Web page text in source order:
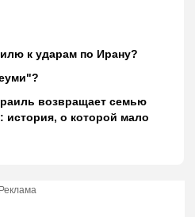
к ударам по Ирану?
возвращает семью
история, о которой мало
Реклама